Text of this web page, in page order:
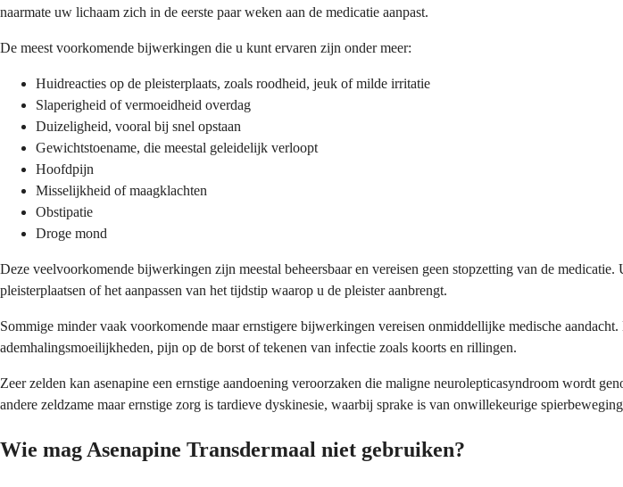
naarmate uw lichaam zich in de eerste paar weken aan de medicatie aanpast.
De meest voorkomende bijwerkingen die u kunt ervaren zijn onder meer:
Huidreacties op de pleisterplaats, zoals roodheid, jeuk of milde irritatie
Slaperigheid of vermoeidheid overdag
Duizeligheid, vooral bij snel opstaan
Gewichtstoename, die meestal geleidelijk verloopt
Hoofdpijn
Misselijkheid of maagklachten
Obstipatie
Droge mond
Deze veelvoorkomende bijwerkingen zijn meestal beheersbaar en vereisen geen stopzetting van de
pleisterplaatsen of het aanpassen van het tijdstip waarop u de pleister aanbrengt.
Sommige minder vaak voorkomende maar ernstigere bijwerkingen vereisen onmiddellijke medische
ademhalingsmoeilijkheden, pijn op de borst of tekenen van infectie zoals koorts en rillingen.
Zeer zelden kan asenapine een ernstige aandoening veroorzaken die maligne neurolepticasyndroom wordt
andere zeldzame maar ernstige zorg is tardieve dyskinesie, waarbij sprake is van onwillekeurige
Wie mag Asenapine Transdermaal niet gebruiken?